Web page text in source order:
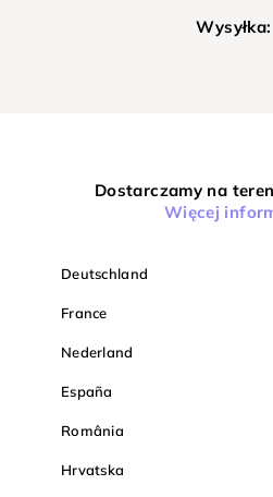
Wysyłka:
Dostarczamy na
Więcej
Deutschland
France
Nederland
España
România
Hrvatska